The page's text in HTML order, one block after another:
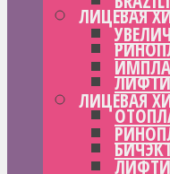
ЛИЦЕВАЯ
ЛИЦЕВАЯ